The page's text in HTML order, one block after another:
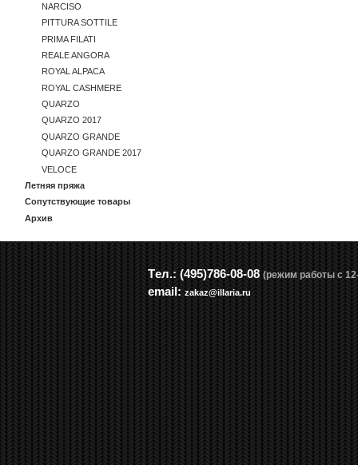
NARCISO
PITTURA SOTTILE
PRIMA FILATI
REALE ANGORA
ROYAL ALPACA
ROYAL CASHMERE
QUARZO
QUARZO 2017
QUARZO GRANDE
QUARZO GRANDE 2017
VELOCE
Летняя пряжа
Сопутствующие товары
Архив
Tел.: (495)786-08-08 (режим работы с
email: zakaz@illaria.ru